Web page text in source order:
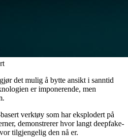
det mulig å bytte ansikt i sanntid
er imponerende, men
verktøy som har eksplodert på
demonstrerer hvor langt deepfake-
tilgjengelig den nå er.